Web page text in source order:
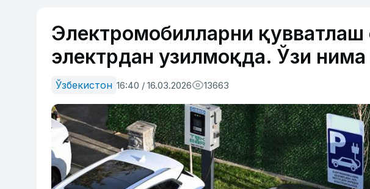
Электромобилларни қувватлаш
электрдан узилмоқда. Ўзи нима
Ўзбекистон 16:40 / 16.03.2026 13663